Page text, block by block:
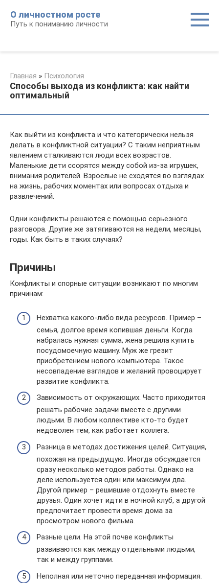
контенту
О личностном росте
Путь к пониманию личности
Главная » Психология
Способы выхода из конфликта: как найти
оптимальный
Как выйти из конфликта и что категорически нельзя
делать в конфликтной ситуации? С таким неприятным
явлением сталкиваются люди всех возрастов.
Маленькие дети ссорятся между собой из-за игрушек,
внимания родителей. Взрослые не сходятся во взглядах
на жизнь, рабочих моментах или вопросах отдыха и
развлечений.
Одни конфликты решаются с помощью серьезного
разговора. Другие же затягиваются на недели, месяцы,
годы. Как быть в таких случаях?
Причины
Конфликты и спорные ситуации возникают по многим
причинам:
Нехватка какого-либо вида ресурсов. Пример –
семья, долгое время копившая деньги. Когда
набралась нужная сумма, жена решила купить
посудомоечную машину. Муж же грезит
приобретением нового компьютера. Такое
несовпадение взглядов и желаний провоцирует
развитие конфликта.
Зависимость от окружающих. Часто приходится
решать рабочие задачи вместе с другими
людьми. В любом коллективе кто-то будет
недоволен тем, как работает коллега.
Разница в методах достижения целей. Ситуация,
похожая на предыдущую. Иногда обсуждается
сразу несколько методов работы. Однако на
деле используется один или максимум два.
Другой пример – решившие отдохнуть вместе
друзья. Один хочет идти в ночной клуб, а другой
предпочитает провести время дома за
просмотром нового фильма.
Разные цели. На этой почве конфликты
развиваются как между отдельными людьми,
так и между группами.
Неполная или неточно переданная информация.